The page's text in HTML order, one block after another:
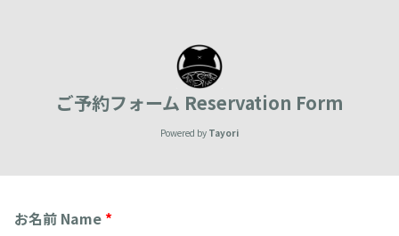
ご予約フォーム Reservation Form
Powered by Tayori
お名前 Name *